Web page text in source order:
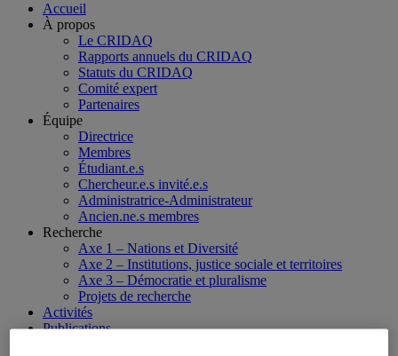
Accueil
À propos
Le CRIDAQ
Rapports annuels du CRIDAQ
Statuts du CRIDAQ
Comité expert
Partenaires
Équipe
Directrice
Membres
Étudiant.e.s
Chercheur.e.s invité.e.s
Administratrice-Administrateur
Ancien.ne.s membres
Recherche
Axe 1 – Nations et Diversité
Axe 2 – Institutions, justice sociale et territoires
Axe 3 – Démocratie et pluralisme
Projets de recherche
Activités
Publications